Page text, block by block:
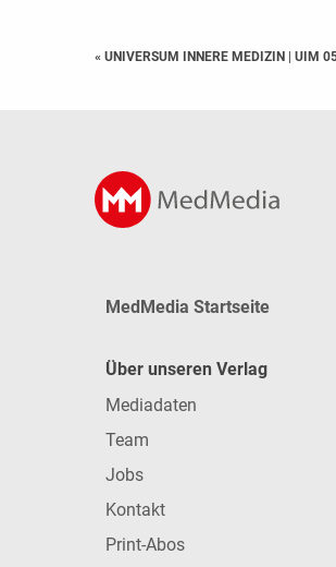
« UNIVERSUM INNERE MEDIZIN UIM
MedMedia Startseite
Über unseren Verlag
Mediadaten
Team
Jobs
Kontakt
Print-Abos